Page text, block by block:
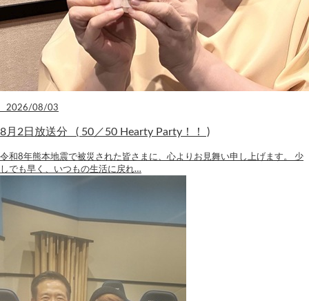
2026/08/03
8月2日放送分 ( 50／50 Hearty Party！！ )
令和8年熊本地震で被災された皆さまに、心よりお見舞い申し上げます。 少
しでも早く、いつもの生活に戻れ…